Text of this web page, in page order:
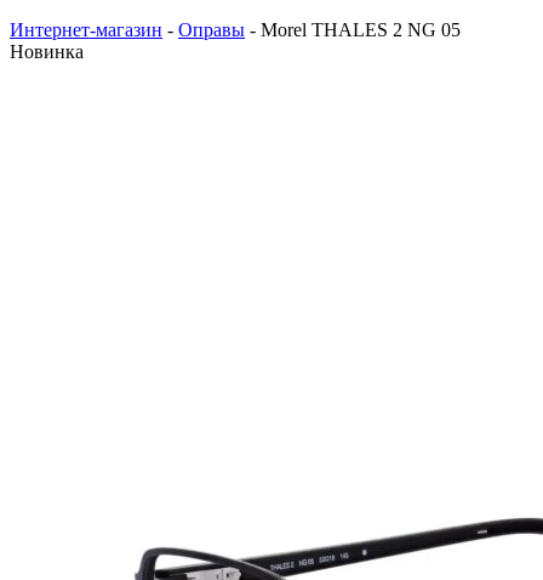
Интернет-магазин - Оправы - Morel THALES 2 NG 05
Новинка